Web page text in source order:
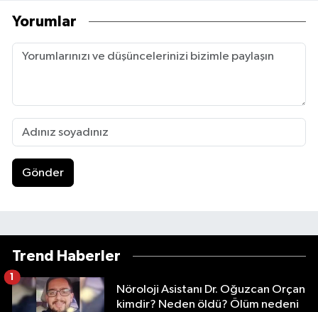
Yorumlar
Gönder
Trend Haberler
Nöroloji Asistanı Dr. Oğuzcan Orçan
kimdir? Neden öldü? Ölüm nedeni
1